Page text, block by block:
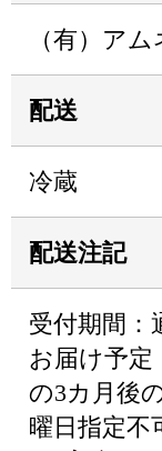
（有）アム
配送
冷蔵
配送注記
受付期間：
お届け予定
の3カ月後
曜日指定不